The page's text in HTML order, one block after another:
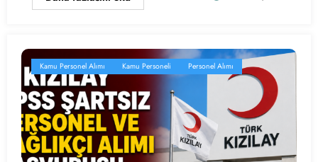
Kamu Personel Alımı Kamu Personeli Personel Alımı